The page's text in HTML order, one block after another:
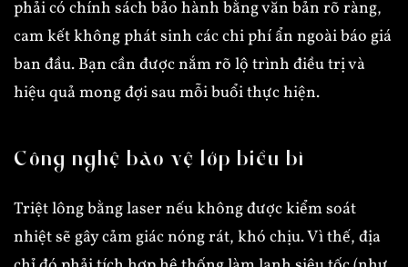
phải có chính sách bảo hành bằng văn bản rõ ràng,
cam kết không phát sinh các chi phí ẩn ngoài báo giá
ban đầu. Bạn cần được nắm rõ lộ trình điều trị và
hiệu quả mong đợi sau mỗi buổi thực hiện.
Công nghệ bảo vệ lớp biểu bì
Triệt lông bằng laser nếu không được kiểm soát
nhiệt sẽ gây cảm giác nóng rát, khó chịu. Vì thế, địa